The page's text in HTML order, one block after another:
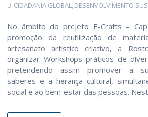
CIDADANIA GLOBAL, DESENVOLVIMENTO
No âmbito do projeto E-Crafts –
promoção da reutilização de
artesanato artístico criativo, a
organizar Workshops práticos de
pretendendo assim promover a
saberes e a herança cultural,
social e ao bem-estar das pessoas.